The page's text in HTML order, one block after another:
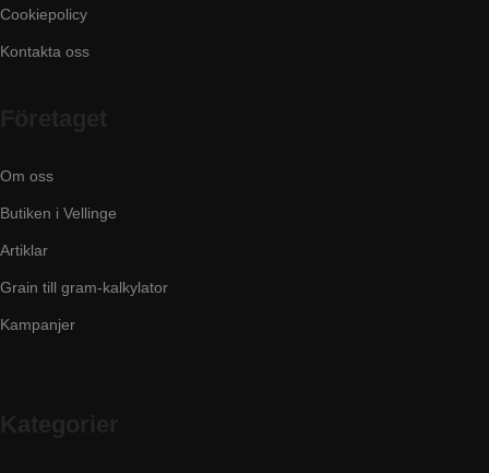
Cookiepolicy
Kontakta oss
Om oss
Butiken i Vellinge
Artiklar
Grain till gram-kalkylator
Kampanjer